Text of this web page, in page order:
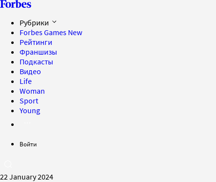
Рубрики
Forbes Games New
Рейтинги
Франшизы
Подкасты
Видео
Life
Woman
Sport
Young
Войти
22 January 2024